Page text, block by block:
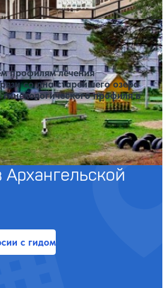
профилям лечения
со дна старейшего озера
профиля в
мест на выбранные даты
вариант
с гидом